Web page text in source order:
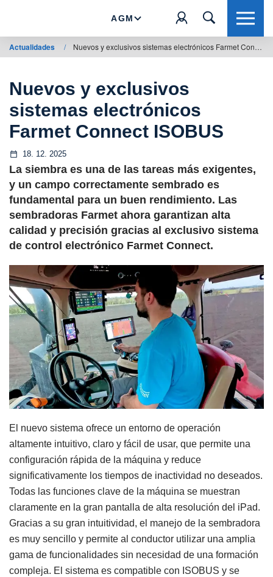
AGM
Actualidades / Nuevos y exclusivos sistemas electrónicos Farmet Connect ISOBUS
Nuevos y exclusivos
sistemas electrónicos
Farmet Connect ISOBUS
18. 12. 2025
La siembra es una de las tareas más exigentes,
y un campo correctamente sembrado es
fundamental para un buen rendimiento. Las
sembradoras Farmet ahora garantizan alta
calidad y precisión gracias al exclusivo sistema
de control electrónico Farmet Connect.
El nuevo sistema ofrece un entorno de operación
altamente intuitivo, claro y fácil de usar, que permite una
configuración rápida de la máquina y reduce
significativamente los tiempos de inactividad no deseados.
Todas las funciones clave de la máquina se muestran
claramente en la gran pantalla de alta resolución del iPad.
Gracias a su gran intuitividad, el manejo de la sembradora
es muy sencillo y permite al conductor utilizar una amplia
gama de funcionalidades sin necesidad de una formación
compleja. El sistema es compatible con ISOBUS y se